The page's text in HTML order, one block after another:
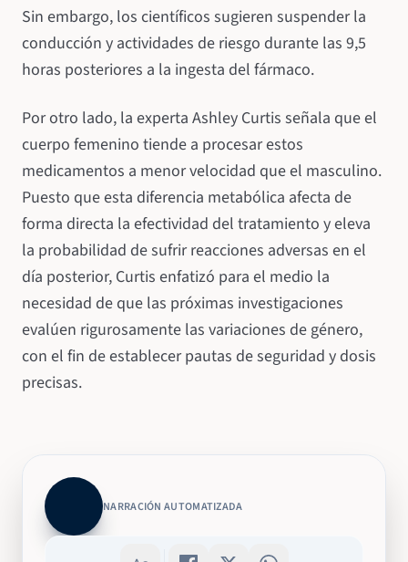
Sin embargo, los científicos sugieren suspender la
conducción y actividades de riesgo durante las 9,5
horas posteriores a la ingesta del fármaco.
Por otro lado, la experta Ashley Curtis señala que el
cuerpo femenino tiende a procesar estos
medicamentos a menor velocidad que el masculino.
Puesto que esta diferencia metabólica afecta de
forma directa la efectividad del tratamiento y eleva
la probabilidad de sufrir reacciones adversas en el
día posterior, Curtis enfatizó para el medio la
necesidad de que las próximas investigaciones
evalúen rigurosamente las variaciones de género,
con el fin de establecer pautas de seguridad y dosis
precisas.
NARRACIÓN AUTOMATIZADA